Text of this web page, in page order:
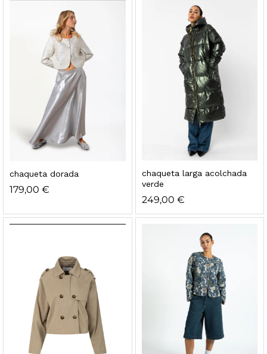
chaqueta dorada
179,00 €
chaqueta larga acolchada
verde
249,00 €